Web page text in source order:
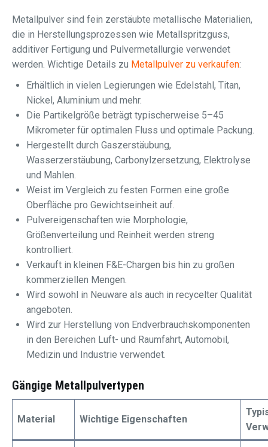
Metallpulver sind fein zerstäubte metallische Materialien,
die in Herstellungsprozessen wie Metallspritzguss,
additiver Fertigung und Pulvermetallurgie verwendet
werden. Wichtige Details zu Metallpulver zu verkaufen:
Erhältlich in vielen Legierungen wie Edelstahl, Titan,
Nickel, Aluminium und mehr.
Die Partikelgröße beträgt typischerweise 5–45
Mikrometer für optimalen Fluss und optimale Packung.
Hergestellt durch Gaszerstäubung,
Wasserzerstäubung, Carbonylzersetzung, Elektrolyse
und Mahlen.
Weist im Vergleich zu festen Formen eine große
Oberfläche pro Gewichtseinheit auf.
Pulvereigenschaften wie Morphologie,
Größenverteilung und Reinheit werden streng
kontrolliert.
Verkauft in kleinen F&E-Chargen bis hin zu großen
kommerziellen Mengen.
Wird sowohl in Neuware als auch in recycelter Qualität
angeboten.
Wird zur Herstellung von Endverbrauchskomponenten
in den Bereichen Luft- und Raumfahrt, Automobil,
Medizin und Industrie verwendet.
Gängige Metallpulvertypen
Material Wichtige Eigenschaften